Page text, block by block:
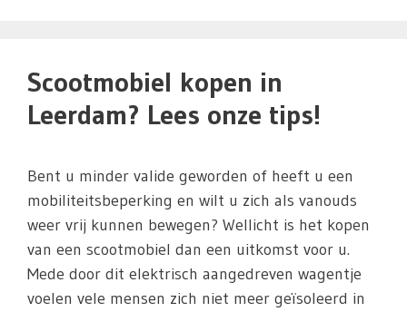
Scootmobiel kopen in
Leerdam? Lees onze tips!
Bent u minder valide geworden of heeft u een
mobiliteitsbeperking en wilt u zich als vanouds
weer vrij kunnen bewegen? Wellicht is het kopen
van een scootmobiel dan een uitkomst voor u.
Mede door dit elektrisch aangedreven wagentje
voelen vele mensen zich niet meer geïsoleerd in